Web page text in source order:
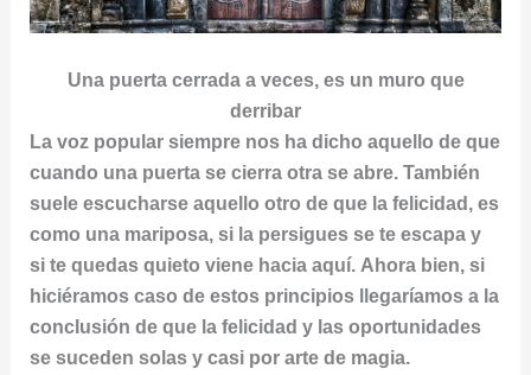
Una puerta cerrada a veces, es un muro que
derribar
La voz popular siempre nos ha dicho aquello de que
cuando una puerta se cierra otra se abre. También
suele escucharse aquello otro de que la felicidad, es
como una mariposa, si la persigues se te escapa y
si te quedas quieto viene hacia aquí. Ahora bien, si
hiciéramos caso de estos principios llegaríamos a la
conclusión de que la felicidad y las oportunidades
se suceden solas y casi por arte de magia.